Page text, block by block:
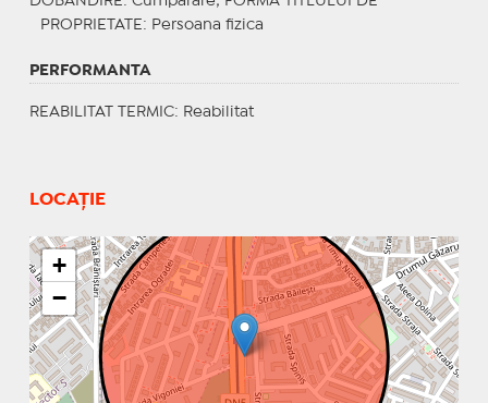
PROPRIETATE : Persoana fizica
PERFORMANTA
REABILITAT TERMIC: Reabilitat
LOCAȚIE
+
−